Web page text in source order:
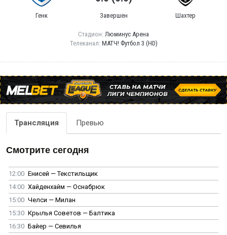
Генк Завершен Шахтер
Стадион: Люминус Арена
Телеканал: МАТЧ! Футбол 3 (HD)
Трансляция Превью
Смотрите сегодня
12:00 Енисей — Текстильщик
14:00 Хайденхайм — Оснабрюк
15:00 Челси — Милан
15:30 Крылья Советов — Балтика
16:30 Байер — Севилья